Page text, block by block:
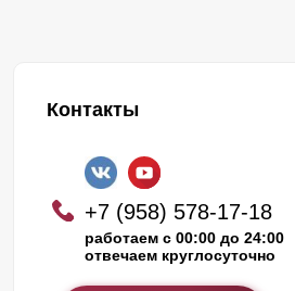
Контакты
+7 (958) 578-17-18
работаем с 00:00 до 24:00
отвечаем круглосуточно